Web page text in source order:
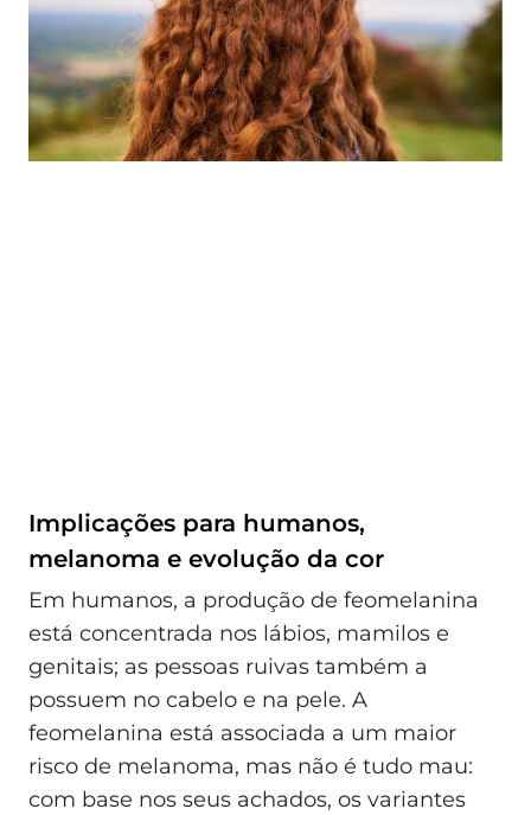
Implicações para humanos,
melanoma e evolução da cor
Em humanos, a produção de feomelanina
está concentrada nos lábios, mamilos e
genitais; as pessoas ruivas também a
possuem no cabelo e na pele. A
feomelanina está associada a um maior
risco de melanoma, mas não é tudo mau:
com base nos seus achados, os variantes